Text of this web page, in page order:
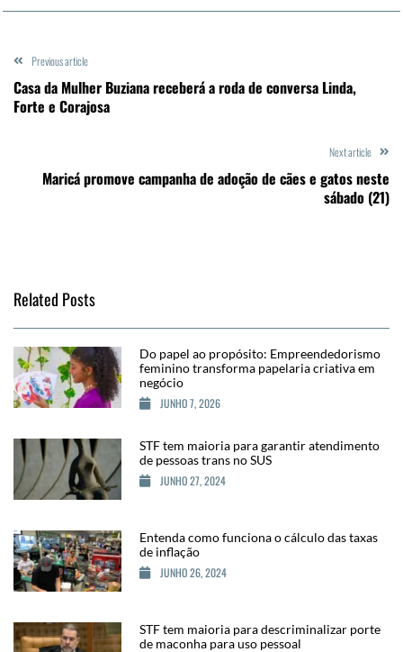
Previous article
Casa da Mulher Buziana receberá a roda de conversa Linda,
Forte e Corajosa
Next article
Maricá promove campanha de adoção de cães e gatos neste
sábado (21)
Related Posts
Do papel ao propósito: Empreendedorismo
feminino transforma papelaria criativa em
negócio
JUNHO 7, 2026
STF tem maioria para garantir atendimento
de pessoas trans no SUS
JUNHO 27, 2024
Entenda como funciona o cálculo das taxas
de inflação
JUNHO 26, 2024
STF tem maioria para descriminalizar porte
de maconha para uso pessoal